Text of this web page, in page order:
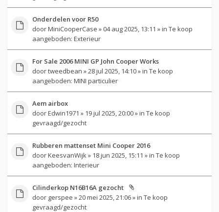
Onderdelen voor R50
doorMiniCooperCase » 04 aug 2025, 13:11 » in Te koop
aangeboden: Exterieur
For Sale 2006 MINI GP John Cooper Works
doortweedbean » 28 jul 2025, 14:10 » in Te koop
aangeboden: MINI particulier
Aem airbox
doorEdwin1971 » 19 jul 2025, 20:00 » in Te koop
gevraagd/gezocht
Rubberen mattenset Mini Cooper 2016
doorKeesvanWijk » 18 jun 2025, 15:11 » in Te koop
aangeboden: Interieur
Cilinderkop N16B16A gezocht
door gerspee » 20 mei 2025, 21:06 » in Te koop
gevraagd/gezocht